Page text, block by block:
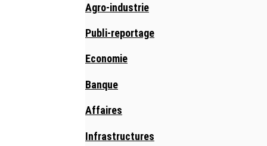
Agro-industrie
Publi-reportage
Economie
Banque
Affaires
Infrastructures